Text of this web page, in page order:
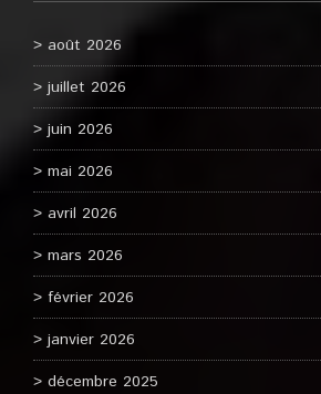
août 2026
juillet 2026
juin 2026
mai 2026
avril 2026
mars 2026
février 2026
janvier 2026
décembre 2025